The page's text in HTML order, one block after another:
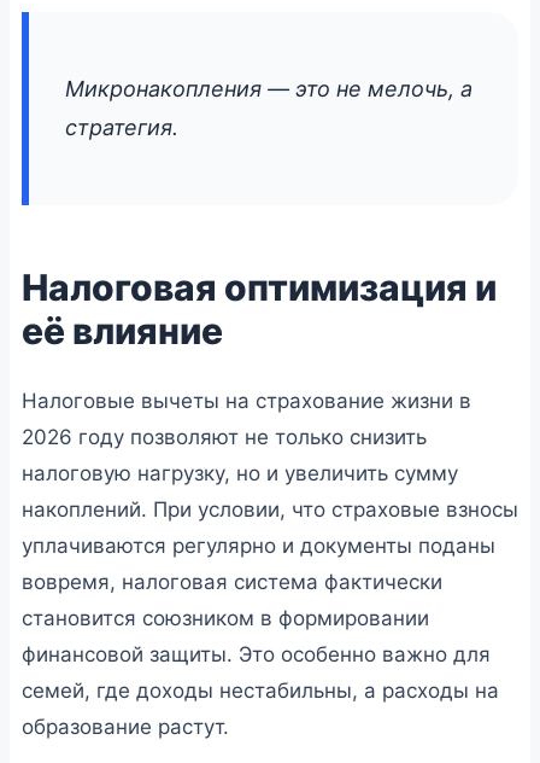
Микронакопления — это не мелочь, а
стратегия.
Налоговая оптимизация и
её влияние
Налоговые вычеты на страхование жизни в
2026 году позволяют не только снизить
налоговую нагрузку, но и увеличить сумму
накоплений. При условии, что страховые взносы
уплачиваются регулярно и документы поданы
вовремя, налоговая система фактически
становится союзником в формировании
финансовой защиты. Это особенно важно для
семей, где доходы нестабильны, а расходы на
образование растут.